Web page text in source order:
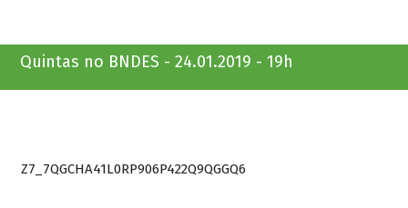
Quintas no BNDES - 24.01.2019 - 19h
Z7_7QGCHA41L0RP906P422Q9QGGQ6